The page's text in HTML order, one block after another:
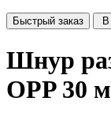
Быстрый заказ В
Шнур
OPP 30